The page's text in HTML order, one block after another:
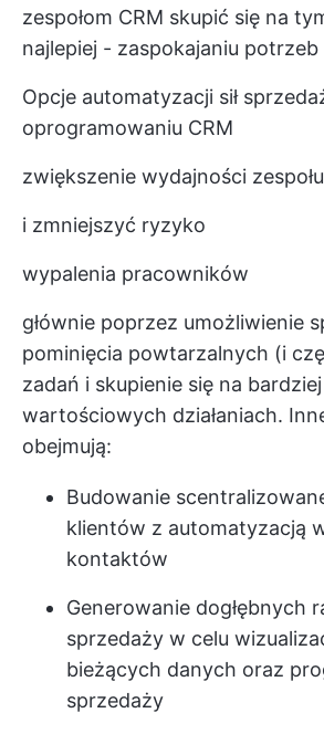
zespołom CRM skupić się na
najlepiej - zaspokajaniu
Opcje automatyzacji sił
oprogramowaniu CRM
zwiększenie wydajności zespołu
i zmniejszyć ryzyko
wypalenia pracowników
głównie poprzez umożliwienie
pominięcia powtarzalnych (i
zadań i skupienie się na
wartościowych działaniach.
obejmują:
Budowanie
klientów z automatyzacją
kontaktów
Generowanie dogłębnych
sprzedaży w celu
bieżących danych oraz
sprzedaży